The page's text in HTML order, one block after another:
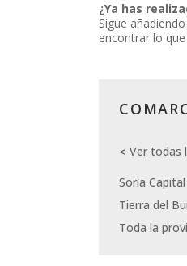
¿Ya has
Sigue
encontrar lo
Ver todas
Soria Capital
Tierra del
Toda la